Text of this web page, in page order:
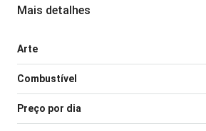
Mais detalhes
Arte
Combustível
Preço por dia